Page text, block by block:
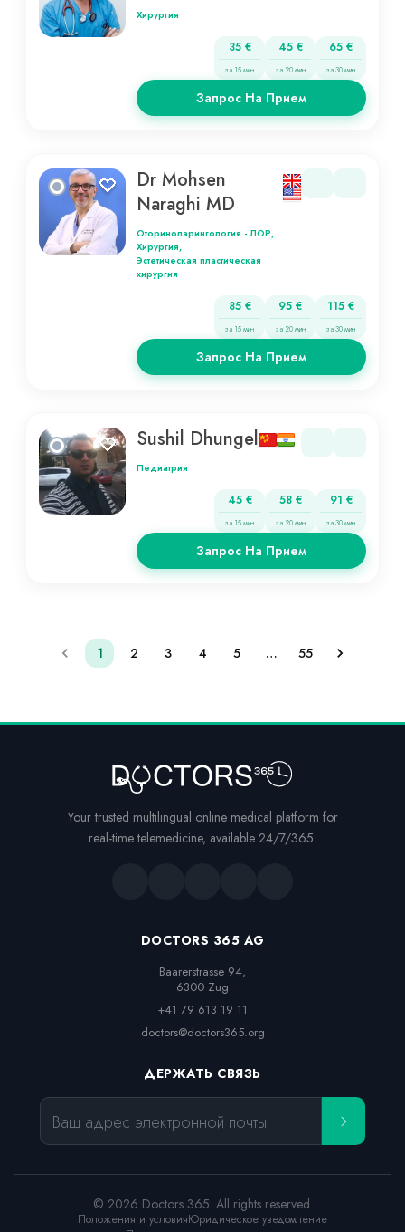
Хирургия
35 €
за 15 мин
45 €
за 20 мин
65 €
за 30 мин
Запрос На Прием
Dr Mohsen
Naraghi MD
Оториноларингология - ЛОР,
Хирургия,
Эстетическая пластическая
хирургия
85 €
за 15 мин
95 €
за 20 мин
115 €
за 30 мин
Запрос На Прием
Sushil Dhungel
Педиатрия
45 €
за 15 мин
58 €
за 20 мин
91 €
за 30 мин
Запрос На Прием
1 2 3 4 5 … 55
Your trusted multilingual online medical platform for
real-time telemedicine, available 24/7/365.
DOCTORS 365 AG
Baarerstrasse 94,
6300 Zug
+41 79 613 19 11
doctors@doctors365.org
ДЕРЖАТЬ СВЯЗЬ
Ваш адрес электронной почты
© 2026 Doctors 365. All rights reserved.
Положения и условияЮридическое уведомление